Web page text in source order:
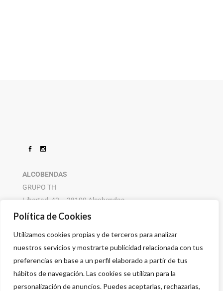
Política de Cookies
Utilizamos cookies propias y de terceros para analizar
nuestros servicios y mostrarte publicidad relacionada con tus
preferencias en base a un perfil elaborado a partir de tus
hábitos de navegación. Las cookies se utilizan para la
personalización de anuncios. Puedes aceptarlas, rechazarlas,
ALCOBENDAS
GRUPO TH
Libertad, 42 – 28100 Alcobendas
916 614 580 – 608 505 532